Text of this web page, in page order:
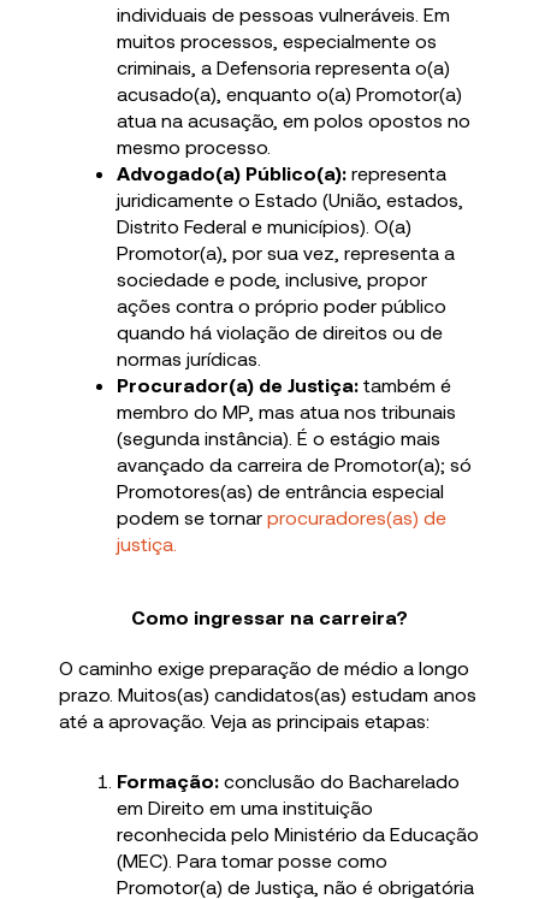
individuais de pessoas vulneráveis. Em
muitos processos, especialmente os
criminais, a Defensoria representa o(a)
acusado(a), enquanto o(a) Promotor(a)
atua na acusação, em polos opostos no
mesmo processo.
Advogado(a) Público(a): representa
juridicamente o Estado (União, estados,
Distrito Federal e municípios). O(a)
Promotor(a), por sua vez, representa a
sociedade e pode, inclusive, propor
ações contra o próprio poder público
quando há violação de direitos ou de
normas jurídicas.
Procurador(a) de Justiça: também é
membro do MP, mas atua nos tribunais
(segunda instância). É o estágio mais
avançado da carreira de Promotor(a); só
Promotores(as) de entrância especial
podem se tornarprocuradores(as) de
justiça.
Como ingressar na carreira?
O caminho exige preparação de médio a longo
prazo. Muitos(as) candidatos(as) estudam anos
até a aprovação. Veja as principais etapas:
Formação: conclusão do Bacharelado
em Direito em uma instituição
reconhecida pelo Ministério da Educação
(MEC). Para tomar posse como
Promotor(a) de Justiça, não é obrigatória